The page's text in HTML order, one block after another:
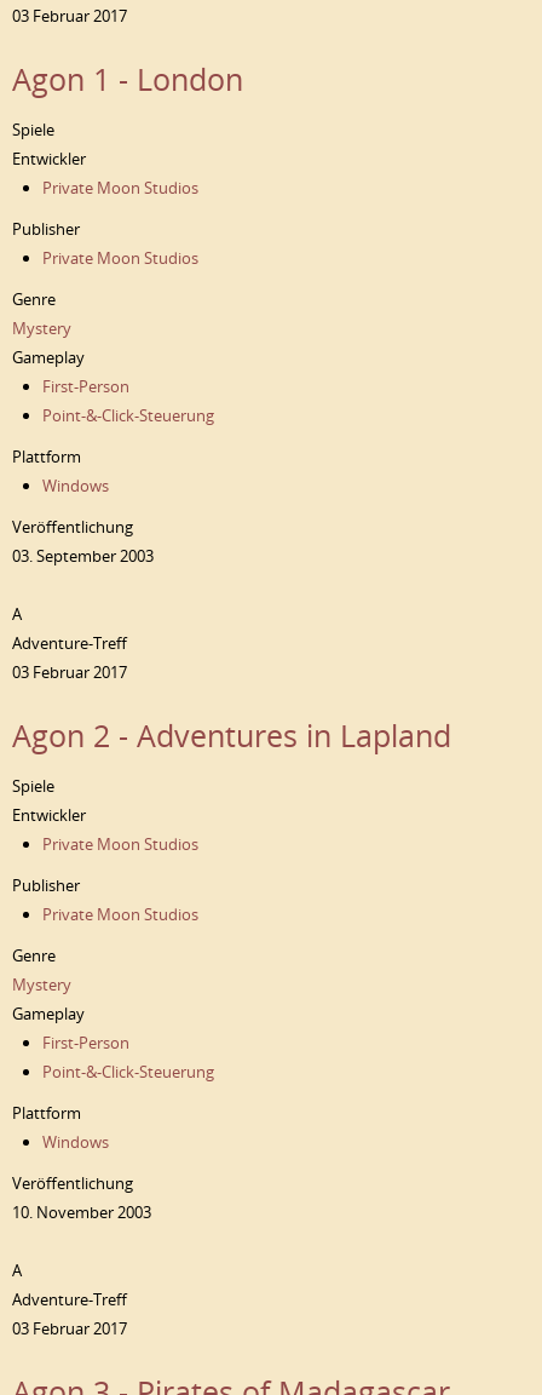
03 Februar 2017
Agon 1 - London
Spiele
Entwickler
Private Moon Studios
Publisher
Private Moon Studios
Genre
Mystery
Gameplay
First-Person
Point-&-Click-Steuerung
Plattform
Windows
Veröffentlichung
03. September 2003
A
Adventure-Treff
03 Februar 2017
Agon 2 - Adventures in Lapland
Spiele
Entwickler
Private Moon Studios
Publisher
Private Moon Studios
Genre
Mystery
Gameplay
First-Person
Point-&-Click-Steuerung
Plattform
Windows
Veröffentlichung
10. November 2003
A
Adventure-Treff
03 Februar 2017